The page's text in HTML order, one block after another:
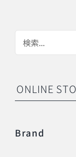
ONLINE
Brand